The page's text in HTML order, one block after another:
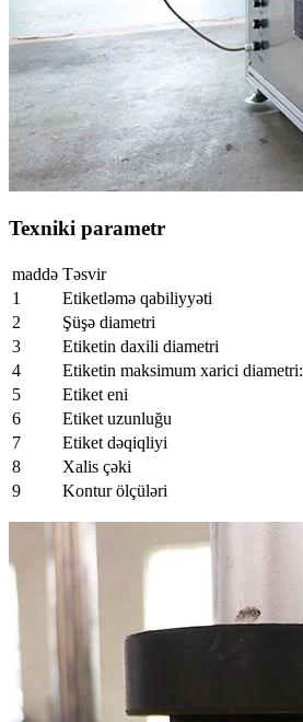
Texniki parametr
maddə Təsvir
1
Etiketləmə qabiliyyəti
2
Şüşə diametri
3
Etiketin daxili diametri
4
Etiketin maksimum xarici diametri:
5
Etiket eni
6
Etiket uzunluğu
7
Etiket dəqiqliyi
8
Xalis çəki
9
Kontur ölçüləri